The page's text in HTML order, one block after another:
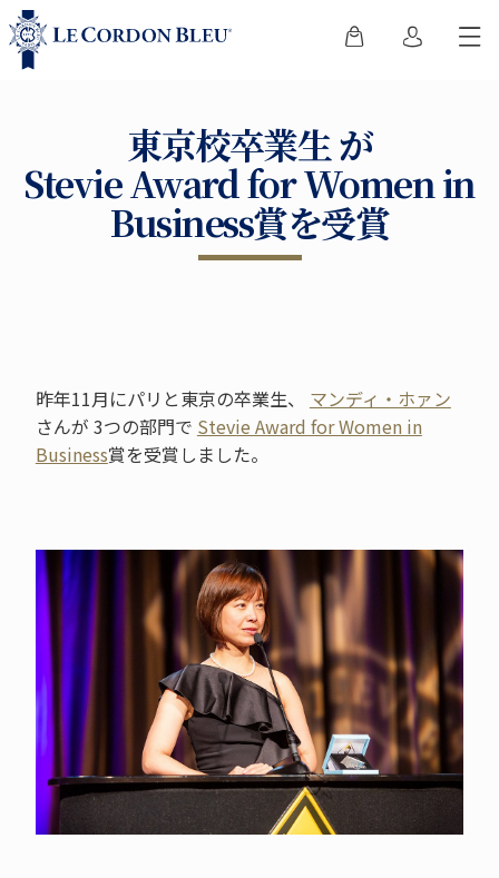
東京校卒業生 が
Stevie Award for Women in
Business賞を受賞
昨年11月にパリと東京の卒業生、 マンディ・ホァン
さんが 3つの部門で Stevie Award for Women in
Business賞を受賞しました。